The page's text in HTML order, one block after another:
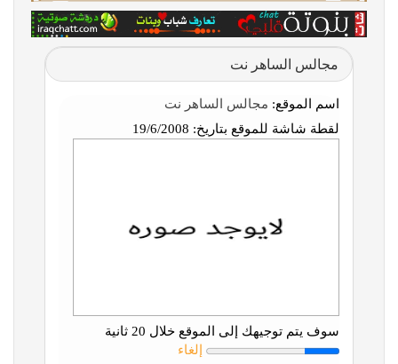
مجالس الساهر نت
اسم الموقع: مجالس الساهر نت
لقطة شاشة للموقع بتاريخ:
سوف يتم توجيهك إلى الموقع خلال 20 ثانية
إلغاء